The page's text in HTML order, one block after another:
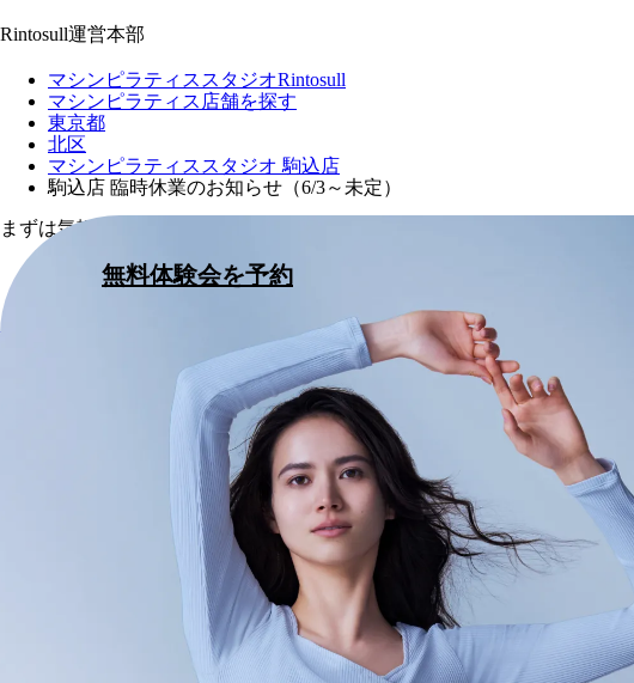
Rintosull運営本部
マシンピラティススタジオRintosull
マシンピラティス店舗を探す
東京都
北区
マシンピラティススタジオ 駒込店
駒込店 臨時休業のお知らせ（6/3～未定）
まずは気軽に体験会から
無料体験会を予約
お問い合わせ・ヘルプセンター